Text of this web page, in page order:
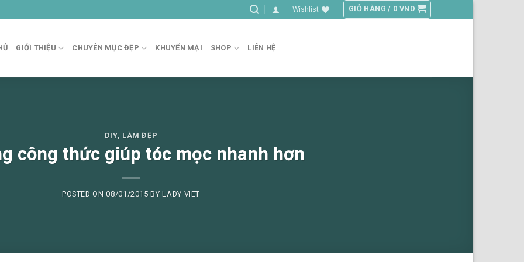
Wishlist GIỎ HÀNG / 0 VND
GIỚI THIỆU CHUYÊN MỤC ĐẸP KHUYẾN MẠI SHOP LIÊN HỆ
DIY, LÀM ĐẸP
công thức giúp tóc mọc nhanh hơn
POSTED ON08/01/2015 BYLADY VIET